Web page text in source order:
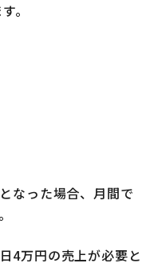
。
なった場合、月間で
万円の売上が必要と